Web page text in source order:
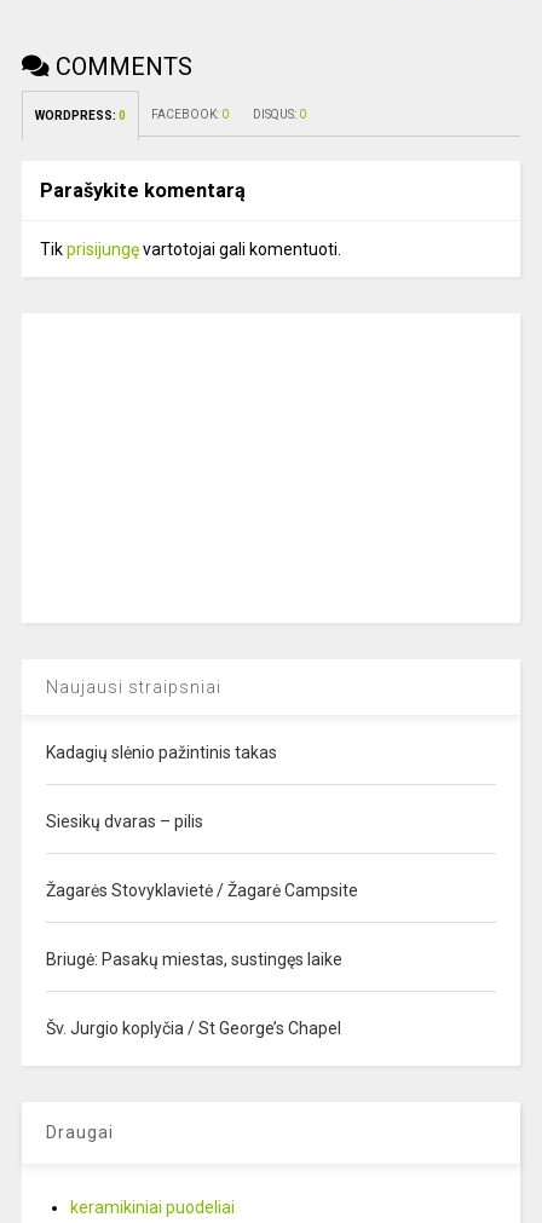
COMMENTS
WORDPRESS: 0 FACEBOOK: 0 DISQUS: 0
Parašykite komentarą
Tikprisijungęvartotojai gali komentuoti.
Naujausi straipsniai
Kadagių slėnio pažintinis takas
Siesikų dvaras – pilis
Žagarės Stovyklavietė / Žagarė Campsite
Briugė: Pasakų miestas, sustingęs laike
Šv. Jurgio koplyčia / St George’s Chapel
Draugai
keramikiniai puodeliai